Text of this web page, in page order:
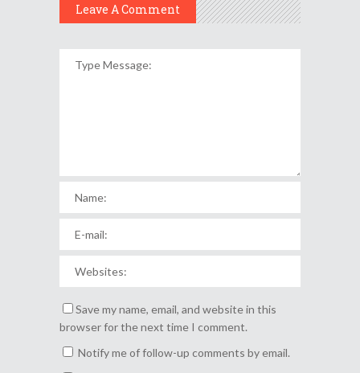
Leave A Comment
Save my name, email, and website in this
browser for the next time I comment.
Notify me of follow-up comments by email.